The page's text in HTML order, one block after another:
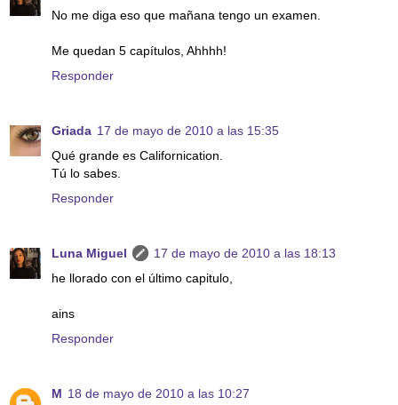
No me diga eso que mañana tengo un examen.
Me quedan 5 capítulos, Ahhhh!
Responder
Griada 17 de mayo de 2010 a las 15:35
Qué grande es Californication.
Tú lo sabes.
Responder
Luna Miguel
17 de mayo de 2010 a las 18:13
he llorado con el último capitulo,
ains
Responder
M 18 de mayo de 2010 a las 10:27